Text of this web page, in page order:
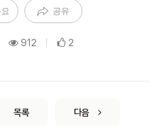
공유
912 2
목록 다음